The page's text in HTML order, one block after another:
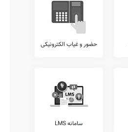
حضور و غیاب الکترونیکی
سامانه LMS